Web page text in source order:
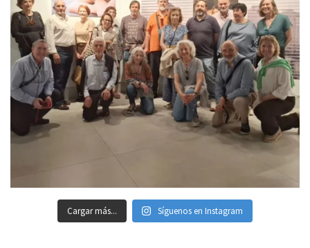
Cargar más... Síguenos en Instagram